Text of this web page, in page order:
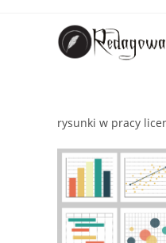
rysunki w pracy